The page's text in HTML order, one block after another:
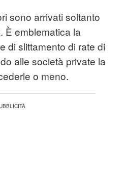
sono arrivati soltanto
È emblematica la
di slittamento di rate di
alle società private la
o meno.